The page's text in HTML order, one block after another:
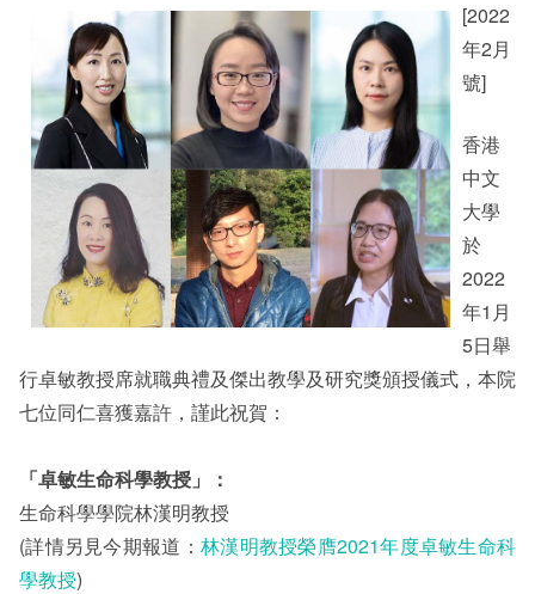
其他書院出版
新亞影集
影片庫
Student Development
Alumni Connections
[2022
年2月
號]
香港
中文
大學
於
2022
年1月
5日舉
行卓敏教授席就職典禮及傑出教學及研究獎頒授儀式，本院
七位同仁喜獲嘉許，謹此祝賀：
「卓敏生命科學教授」：
生命科學學院林漢明教授
(詳情另見今期報道： 林漢明教授榮膺2021年度卓敏生命科
學教授)